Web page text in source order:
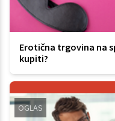
Erotična trgovina na
kupiti?
OGLAS